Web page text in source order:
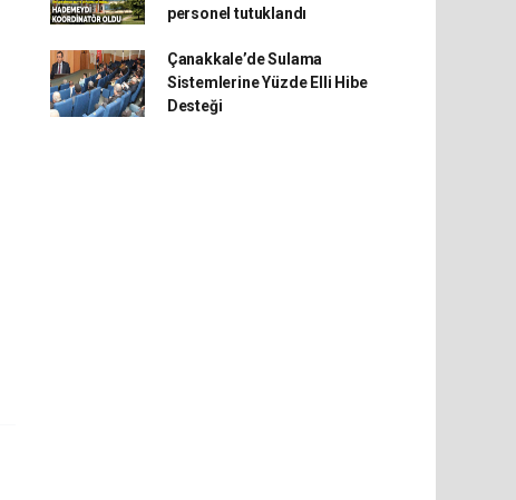
personel tutuklandı
Çanakkale’de Sulama
Sistemlerine Yüzde Elli Hibe
Desteği